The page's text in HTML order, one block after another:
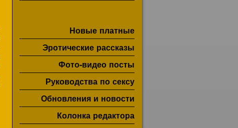
Новые платные
Эротические рассказы
Фото-видео посты
Руководства по сексу
Обновления и новости
Колонка редактора